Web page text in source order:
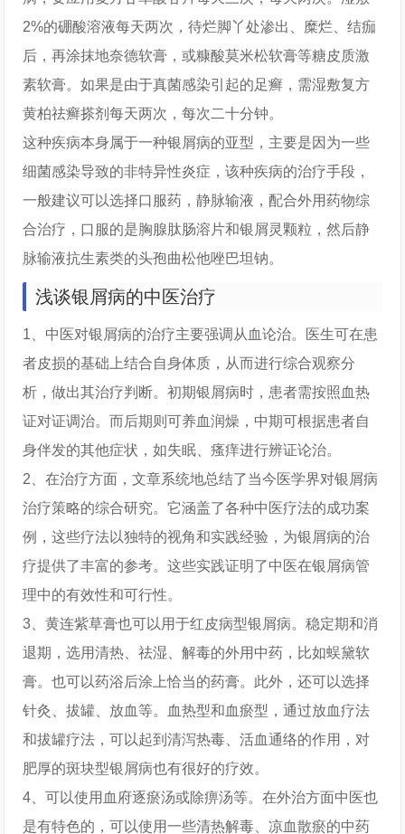
2%的硼酸溶液每天两次，待烂脚丫处渗出、糜烂、结痂
后，再涂抹地奈德软膏，或糠酸莫米松软膏等糖皮质激
素软膏。如果是由于真菌感染引起的足癣，需湿敷复方
黄柏祛癣搽剂每天两次，每次二十分钟。
这种疾病本身属于一种银屑病的亚型，主要是因为一些
细菌感染导致的非特异性炎症，该种疾病的治疗手段，
一般建议可以选择口服药，静脉输液，配合外用药物综
合治疗，口服的是胸腺肽肠溶片和银屑灵颗粒，然后静
脉输液抗生素类的头孢曲松他唑巴坦钠。
浅谈银屑病的中医治疗
1、中医对银屑病的治疗主要强调从血论治。医生可在患
者皮损的基础上结合自身体质，从而进行综合观察分
析，做出其治疗判断。初期银屑病时，患者需按照血热
证对证调治。而后期则可养血润燥，中期可根据患者自
身伴发的其他症状，如失眠、瘙痒进行辨证论治。
2、在治疗方面，文章系统地总结了当今医学界对银屑病
治疗策略的综合研究。它涵盖了各种中医疗法的成功案
例，这些疗法以独特的视角和实践经验，为银屑病的治
疗提供了丰富的参考。这些实践证明了中医在银屑病管
理中的有效性和可行性。
3、黄连紫草膏也可以用于红皮病型银屑病。稳定期和消
退期，选用清热、祛湿、解毒的外用中药，比如蜈黛软
膏。也可以药浴后涂上恰当的药膏。此外，还可以选择
针灸、拔罐、放血等。血热型和血瘀型，通过放血疗法
和拔罐疗法，可以起到清泻热毒、活血通络的作用，对
肥厚的斑块型银屑病也有很好的疗效。
4、可以使用血府逐瘀汤或除痹汤等。在外治方面中医也
是有特色的，可以使用一些清热解毒、凉血散瘀的中药